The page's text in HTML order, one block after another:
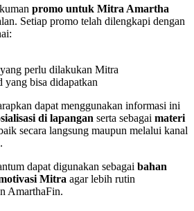
promo untuk Mitra Amartha
Setiap promo telah dilengkapi dengan
perlu dilakukan Mitra
yang bisa didapatkan
dapat menggunakan informasi ini
di lapangan serta sebagai materi
secara langsung maupun melalui kanal
dapat digunakan sebagai bahan
Mitra agar lebih rutin
AmarthaFin.